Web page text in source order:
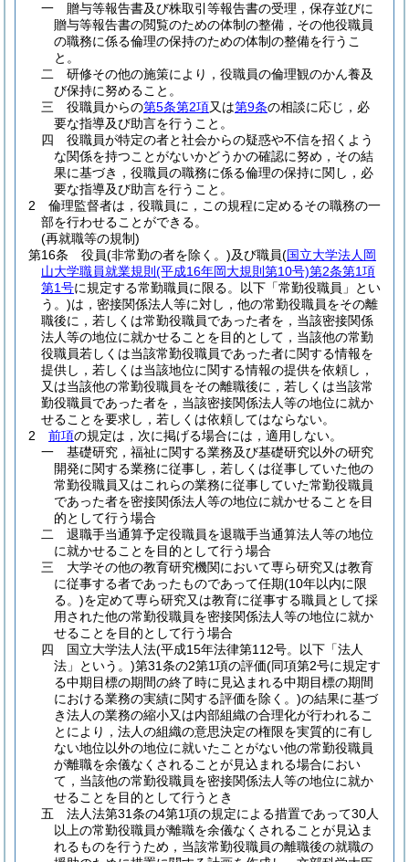
一
贈与等報告書及び株取引等報告書の受理，保存並びに
贈与等報告書の閲覧のための体制の整備，その他役職員
の職務に係る倫理の保持のための体制の整備を行うこ
と。
二
研修その他の施策により，役職員の倫理観のかん養及
び保持に努めること。
三
役職員からの第5条第2項又は第9条の相談に応じ，必
要な指導及び助言を行うこと。
四
役職員が特定の者と社会からの疑惑や不信を招くよう
な関係を持つことがないかどうかの確認に努め，その結
果に基づき，役職員の職務に係る倫理の保持に関し，必
要な指導及び助言を行うこと。
2
倫理監督者は，役職員に，この規程に定めるその職務の一
部を行わせることができる。
(再就職等の規制)
第16条
役員(非常勤の者を除く。)及び職員(国立大学法人岡
山大学職員就業規則 (平成16年岡大規則第10号)第2条第1項
第1号に規定する常勤職員に限る。以下「常勤役職員」とい
う。)は，密接関係法人等に対し，他の常勤役職員をその離
職後に，若しくは常勤役職員であった者を，当該密接関係
法人等の地位に就かせることを目的として，当該他の常勤
役職員若しくは当該常勤役職員であった者に関する情報を
提供し，若しくは当該地位に関する情報の提供を依頼し，
又は当該他の常勤役職員をその離職後に，若しくは当該常
勤役職員であった者を，当該密接関係法人等の地位に就か
せることを要求し，若しくは依頼してはならない。
2
前項の規定は，次に掲げる場合には，適用しない。
一
基礎研究，福祉に関する業務及び基礎研究以外の研究
開発に関する業務に従事し，若しくは従事していた他の
常勤役職員又はこれらの業務に従事していた常勤役職員
であった者を密接関係法人等の地位に就かせることを目
的として行う場合
二
退職手当通算予定役職員を退職手当通算法人等の地位
に就かせることを目的として行う場合
三
大学その他の教育研究機関において専ら研究又は教育
に従事する者であったものであって任期(10年以内に限
る。)を定めて専ら研究又は教育に従事する職員として採
用された他の常勤役職員を密接関係法人等の地位に就か
せることを目的として行う場合
四
国立大学法人法(平成15年法律第112号。以下「法人
法」という。)第31条の2第1項の評価(同項第2号に規定す
る中期目標の期間の終了時に見込まれる中期目標の期間
における業務の実績に関する評価を除く。)の結果に基づ
き法人の業務の縮小又は内部組織の合理化が行われるこ
とにより，法人の組織の意思決定の権限を実質的に有し
ない地位以外の地位に就いたことがない他の常勤役職員
が離職を余儀なくされることが見込まれる場合におい
て，当該他の常勤役職員を密接関係法人等の地位に就か
せることを目的として行うとき
五
法人法第31条の4第1項の規定による措置であって30人
以上の常勤役職員が離職を余儀なくされることが見込ま
れるものを行うため，当該常勤役職員の離職後の就職の